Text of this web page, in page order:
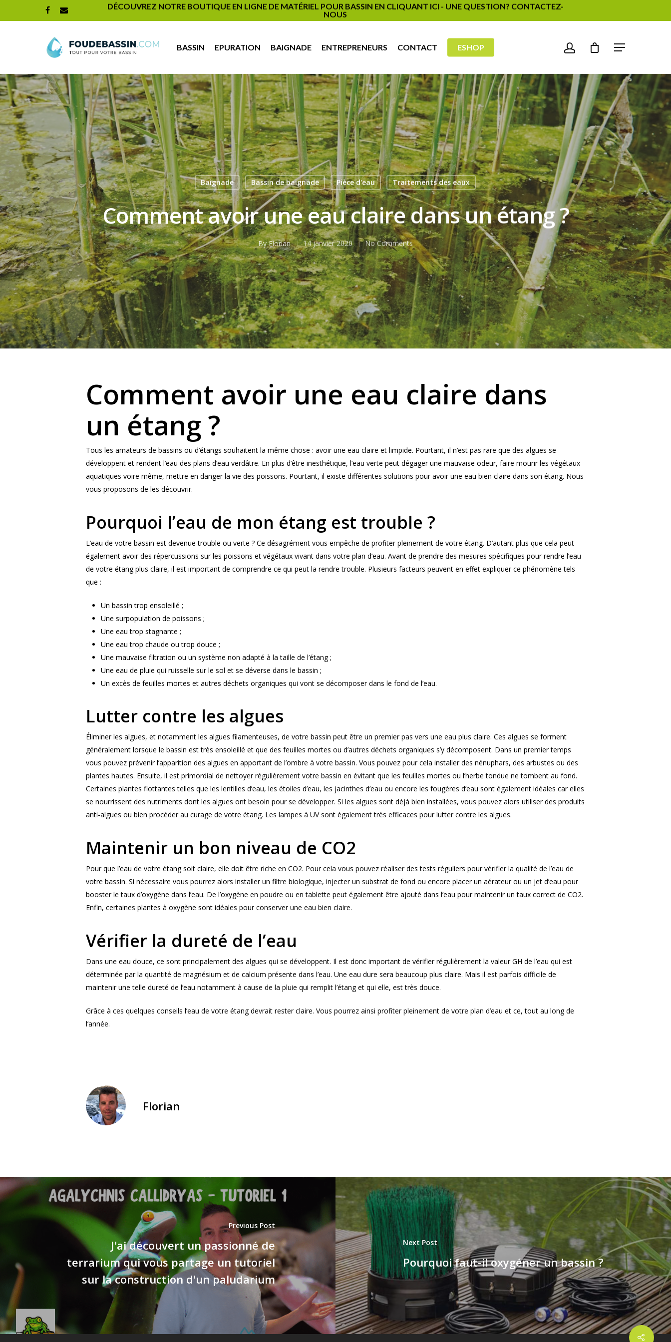
DÉCOUVREZ NOTRE BOUTIQUE EN LIGNE DE MATÉRIEL POUR BASSIN EN CLIQUANT ICI - UNE QUESTION? CONTACTEZ-
NOUS
Hit enter to search or ESC to close
BASSIN EPURATION BAIGNADE ENTREPRENEURS CONTACT ESHOP
Baignade Bassin de baignade Pièce d'eau Traitements des eaux
Comment avoir une eau claire dans un étang ?
ByFlorian 14 janvier 2020 No Comments
Comment avoir une eau claire dans
un étang ?
Tous les amateurs de bassins ou d’étangs souhaitent la même chose : avoir une eau claire et limpide. Pourtant, il n’est pas rare que des algues se
développent et rendent l’eau des plans d’eau verdâtre. En plus d’être inesthétique, l’eau verte peut dégager une mauvaise odeur, faire mourir les végétaux
aquatiques voire même, mettre en danger la vie des poissons. Pourtant, il existe différentes solutions pour avoir une eau bien claire dans son étang. Nous
vous proposons de les découvrir.
Pourquoi l’eau de mon étang est trouble ?
L’eau de votre bassin est devenue trouble ou verte ? Ce désagrément vous empêche de profiter pleinement de votre étang. D’autant plus que cela peut
également avoir des répercussions sur les poissons et végétaux vivant dans votre plan d’eau. Avant de prendre des mesures spécifiques pour rendre l’eau
de votre étang plus claire, il est important de comprendre ce qui peut la rendre trouble. Plusieurs facteurs peuvent en effet expliquer ce phénomène tels
que :
Un bassin trop ensoleillé ;
Une surpopulation de poissons ;
Une eau trop stagnante ;
Une eau trop chaude ou trop douce ;
Une mauvaise filtration ou un système non adapté à la taille de l’étang ;
Une eau de pluie qui ruisselle sur le sol et se déverse dans le bassin ;
Un excès de feuilles mortes et autres déchets organiques qui vont se décomposer dans le fond de l’eau.
Lutter contre les algues
Éliminer les algues, et notamment les algues filamenteuses, de votre bassin peut être un premier pas vers une eau plus claire. Ces algues se forment
généralement lorsque le bassin est très ensoleillé et que des feuilles mortes ou d’autres déchets organiques s’y décomposent. Dans un premier temps
vous pouvez prévenir l’apparition des algues en apportant de l’ombre à votre bassin. Vous pouvez pour cela installer des nénuphars, des arbustes ou des
plantes hautes. Ensuite, il est primordial de nettoyer régulièrement votre bassin en évitant que les feuilles mortes ou l’herbe tondue ne tombent au fond.
Certaines plantes flottantes telles que les lentilles d’eau, les étoiles d’eau, les jacinthes d’eau ou encore les fougères d’eau sont également idéales car elles
se nourrissent des nutriments dont les algues ont besoin pour se développer. Si les algues sont déjà bien installées, vous pouvez alors utiliser des produits
anti-algues ou bien procéder au curage de votre étang. Les lampes à UV sont également très efficaces pour lutter contre les algues.
Maintenir un bon niveau de CO2
Pour que l’eau de votre étang soit claire, elle doit être riche en CO2. Pour cela vous pouvez réaliser des tests réguliers pour vérifier la qualité de l’eau de
votre bassin. Si nécessaire vous pourrez alors installer un filtre biologique, injecter un substrat de fond ou encore placer un aérateur ou un jet d’eau pour
booster le taux d’oxygène dans l’eau. De l’oxygène en poudre ou en tablette peut également être ajouté dans l’eau pour maintenir un taux correct de CO2.
Enfin, certaines plantes à oxygène sont idéales pour conserver une eau bien claire.
Vérifier la dureté de l’eau
Dans une eau douce, ce sont principalement des algues qui se développent. Il est donc important de vérifier régulièrement la valeur GH de l’eau qui est
déterminée par la quantité de magnésium et de calcium présente dans l’eau. Une eau dure sera beaucoup plus claire. Mais il est parfois difficile de
maintenir une telle dureté de l’eau notamment à cause de la pluie qui remplit l’étang et qui elle, est très douce.
Grâce à ces quelques conseils l’eau de votre étang devrait rester claire. Vous pourrez ainsi profiter pleinement de votre plan d’eau et ce, tout au long de
l’année.
Florian
Previous Post
J'ai découvert un passionné de
terrarium qui vous partage un tutoriel
sur la construction d'un paludarium
Next Post
Pourquoi faut-il oxygéner un bassin ?